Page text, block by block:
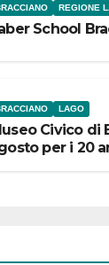
REGIONE
School
LAGO
Civico di
per i 20